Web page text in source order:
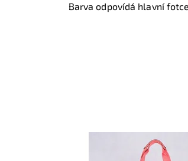
Barva odpovídá hlavní